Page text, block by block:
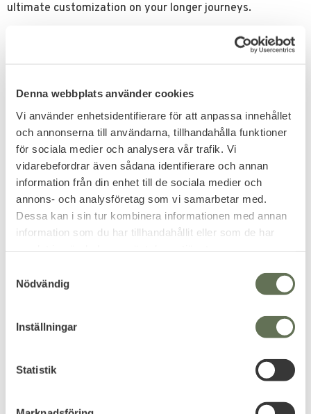
Denna webbplats använder cookies
Vi använder enhetsidentifierare för att anpassa innehållet
och annonserna till användarna, tillhandahålla funktioner
för sociala medier och analysera vår trafik. Vi
vidarebefordrar även sådana identifierare och annan
information från din enhet till de sociala medier och
annons- och analysföretag som vi samarbetar med.
Dessa kan i sin tur kombinera informationen med annan
information som du har tillhandahållit eller som de har
Nödvändig
Inställningar
Statistik
ultimate customization on your longer journeys.
Vikt 2000 gram
Fickor 7 externa, 3 interna
Vattenresistens 1000D nylon
Färg Olivgrön / Svart
Related products